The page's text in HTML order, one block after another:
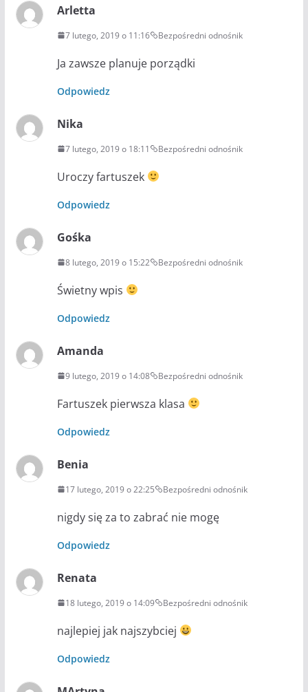
Arletta
7 lutego, 2019 o 11:16 Bezpośredni odnośnik
Ja zawsze planuje porządki
Odpowiedz
Nika
7 lutego, 2019 o 18:11 Bezpośredni odnośnik
Uroczy fartuszek
Odpowiedz
Gośka
8 lutego, 2019 o 15:22 Bezpośredni odnośnik
Świetny wpis
Odpowiedz
Amanda
9 lutego, 2019 o 14:08 Bezpośredni odnośnik
Fartuszek pierwsza klasa
Odpowiedz
Benia
17 lutego, 2019 o 22:25 Bezpośredni odnośnik
nigdy się za to zabrać nie mogę
Odpowiedz
Renata
18 lutego, 2019 o 14:09 Bezpośredni odnośnik
najlepiej jak najszybciej
Odpowiedz